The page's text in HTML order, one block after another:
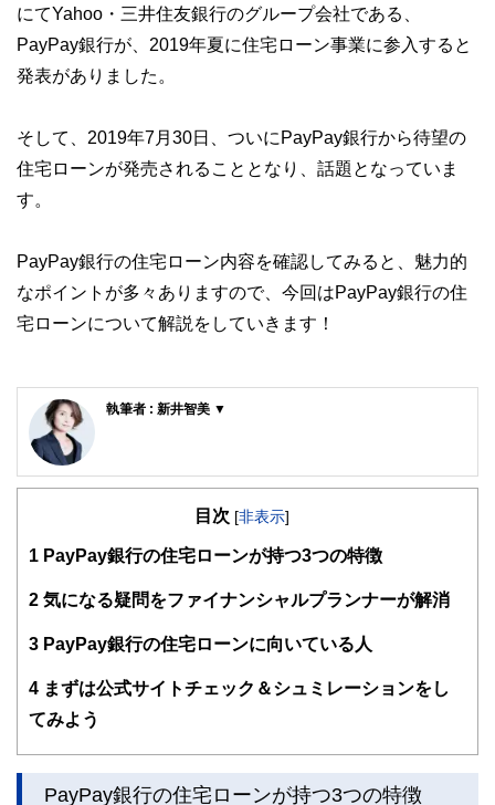
にてYahoo・三井住友銀行のグループ会社である、
PayPay銀行が、2019年夏に住宅ローン事業に参入すると
発表がありました。
そして、2019年7月30日、ついにPayPay銀行から待望の
住宅ローンが発売されることとなり、話題となっていま
す。
PayPay銀行の住宅ローン内容を確認してみると、魅力的
なポイントが多々ありますので、今回はPayPay銀行の住
宅ローンについて解説をしていきます！
執筆者 : 新井智美 ▼
（保有資格）
・１級ファイナンシャル・プランニング技能士
・DC(確定拠出年金)プランナー
・住宅ローンアドバイザー
マネーコンサルタントとしての個人向け相談、NISA・
るセミナー講師のほか、金融メディアへの執筆および監修に
以上の執筆・監修をこなしており、これまでの執筆・監修実
目次 [非表示]
1 PayPay銀行の住宅ローンが持つ3つの特徴
2 気になる疑問をファイナンシャルプランナーが解消
3 PayPay銀行の住宅ローンに向いている人
4 まずは公式サイトチェック＆シュミレーションをし
てみよう
PayPay銀行の住宅ローンが持つ3つの特徴